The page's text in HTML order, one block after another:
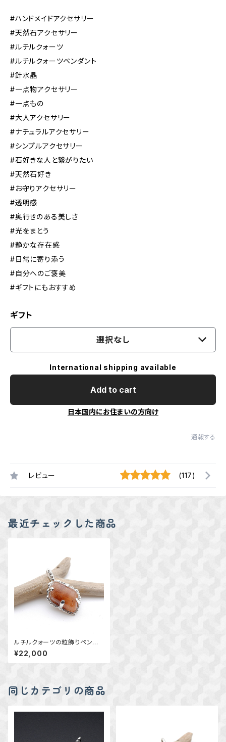
#ハンドメイドアクセサリー
#天然石アクセサリー
#ルチルクォーツ
#ルチルクォーツペンダント
#針水晶
#一点物アクセサリー
#一点もの
#大人アクセサリー
#ナチュラルアクセサリー
#シンプルアクセサリー
#石好きな人と繋がりたい
#天然石好き
#お守りアクセサリー
#透明感
#奥行きのある美しさ
#光をまとう
#静かな存在感
#日常に寄り添う
#自分へのご褒美
#ギフトにもおすすめ
ギフト
選択なし
International shipping available
Add to cart
日本国内にお住まいの方向け
通報する
レビュー (117)
最近チェックした商品
ルチルクォーツの粒飾りペンダ
ント ～内に宿る光～ 天然石
アクセサリー 一点物 ペンダ
ント
¥22,000
同じカテゴリの商品